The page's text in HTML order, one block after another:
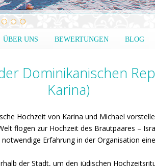
ÜBER UNS BEWERTUNGEN BLOG
Dominikanischen
Karina)
Hochzeit von Karina und Michael
flogen zur Hochzeit des Brautpaares –
Erfahrung in der Organisation
der Stadt, um den jüdischen